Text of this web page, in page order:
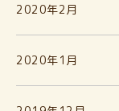
2020年2月
2020年1月